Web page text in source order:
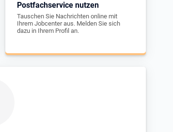
Postfachservice nutzen
Tauschen Sie Nachrichten online mit
Ihrem Jobcenter aus. Melden Sie sich
dazu in Ihrem Profil an.